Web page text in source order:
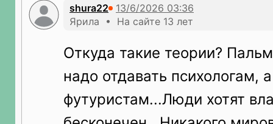
shura22
Ярила • На сайте 13 лет
Откуда такие теории?
надо отдавать психологам,
футуристам...Люди хотят